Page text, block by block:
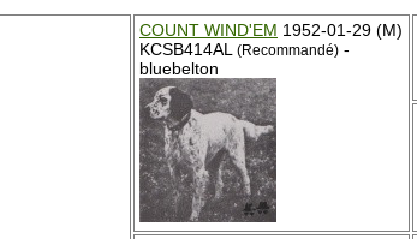
COUNT WIND'EM 1952-01-29 (M)
KCSB414AL
(Recommandé) -
bluebelton